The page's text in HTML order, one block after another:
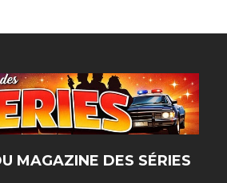
MAGAZINE DES SÉRIES